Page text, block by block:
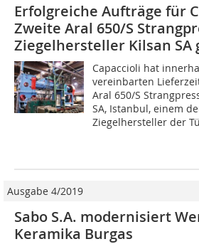
Erfolgreiche Aufträge für
Zweite Aral 650/S
Ziegelhersteller Kilsan SA
Capaccioli hat
vereinbarten
Aral 650/S
SA, Istanbul, einem
Ziegelhersteller der
Ausgabe 4/2019
Sabo S.A. modernisiert
Keramika Burgas